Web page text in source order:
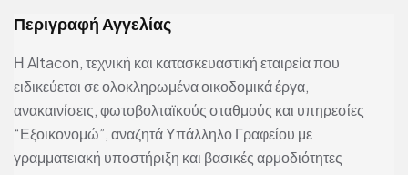
Περιγραφή Αγγελίας
Η Altacon, τεχνική και κατασκευαστική εταιρεία που
ειδικεύεται σε ολοκληρωμένα οικοδομικά έργα,
ανακαινίσεις, φωτοβολταϊκούς σταθμούς και υπηρεσίες
“Εξοικονομώ”, αναζητά Υπάλληλο Γραφείου με
γραμματειακή υποστήριξη και βασικές αρμοδιότητες